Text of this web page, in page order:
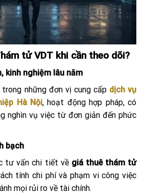
tử VDT khi cần theo dõi?
kinh nghiệm lâu năm
những đơn vị cung cấp dịch vụ
Hà Nội, hoạt động hợp pháp, có
nghìn vụ việc từ đơn giản đến phức
bạch
tư vấn chi tiết về giá thuê thám tử
tính chi phí và phạm vi công việc
mọi rủi ro về tài chính.